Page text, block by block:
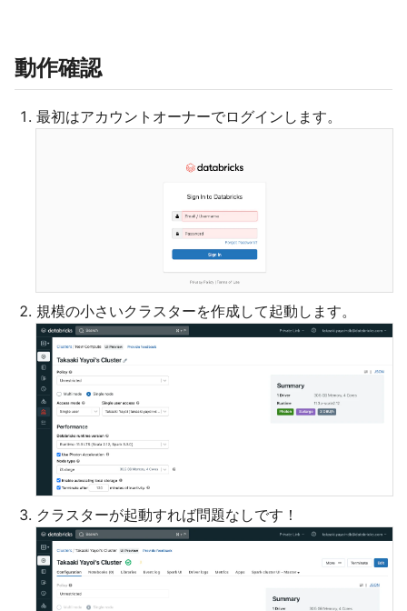
動作確認
最初はアカウントオーナーでログインします。
規模の小さいクラスターを作成して起動します。
クラスターが起動すれば問題なしです！